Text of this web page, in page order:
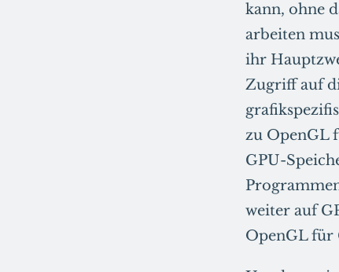
kann, ohne
arbeiten
ihr
Zugriff auf
zu OpenGL
GPU-
weiter auf
OpenGL für